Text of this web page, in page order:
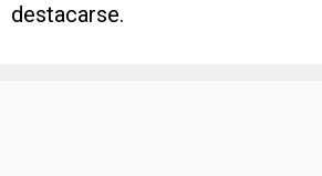
destacarse.